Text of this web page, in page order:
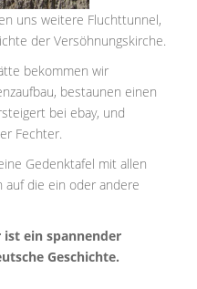
uns weitere Fluchttunnel,
der Versöhnungskirche.
bekommen wir
bestaunen einen
bei ebay, und
Fechter.
Gedenktafel mit allen
auf die ein oder andere
ist ein spannender
Geschichte.